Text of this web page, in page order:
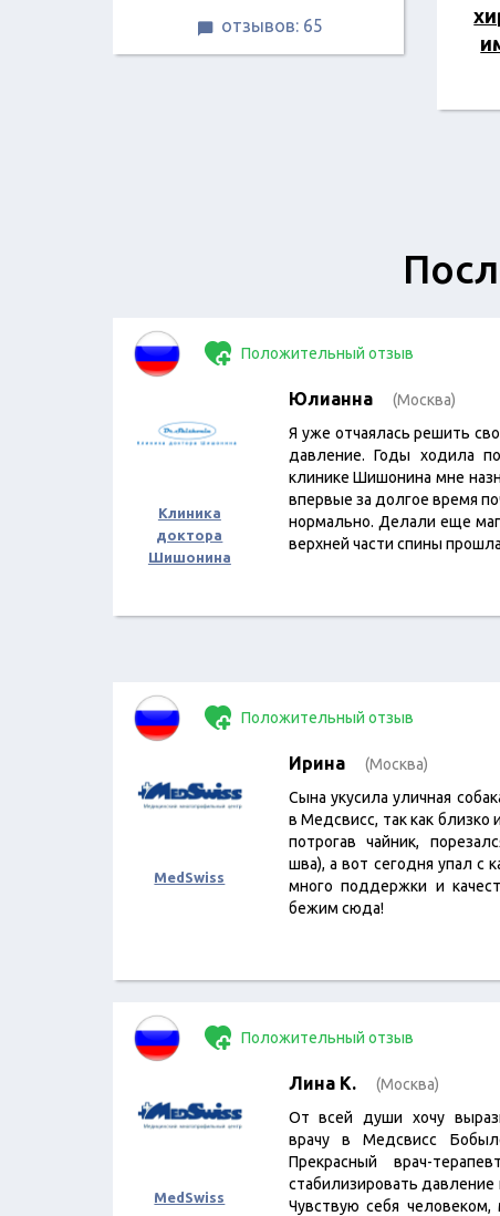
 отзывов: 65
Положительный отзыв
Клиника
доктора
Шишонина
Юлианна (Москва)
Я уже отчаялась решить
давление. Годы ходила
клинике Шишонина мне
впервые за долгое время
нормально. Делали еще
верхней части спины
Положительный отзыв
MedSwiss
Ирина (Москва)
Сына укусила уличная
в Медсвисс, так как близко
потрогав чайник,
шва), а вот сегодня упал с
много поддержки и
бежим сюда!
Положительный отзыв
MedSwiss
Лина К. (Москва)
От всей души хочу
врачу в Медсвисс
Прекрасный врач-
стабилизировать
Чувствую себя человеком,